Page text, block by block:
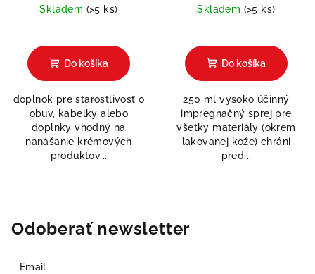
Skladem (>5 ks)
Do košíka
doplnok pre starostlivosť o
obuv, kabelky alebo
doplnky vhodný na
nanášanie krémových
produktov...
Skladem (>5 ks)
Do košíka
250 ml vysoko účinný
impregnačný sprej pre
všetky materiály (okrem
lakovanej kože) chráni
pred...
Odoberať newsletter
Email